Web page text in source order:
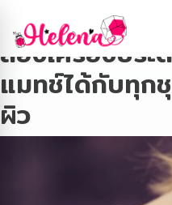
Tag:Rose Gold
ส่องเครื่องปร
แมทช์ได้กับทุก
ผิว